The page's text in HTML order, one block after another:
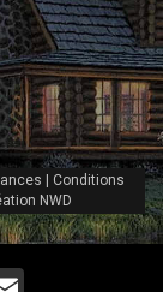
| Conditions
NWD